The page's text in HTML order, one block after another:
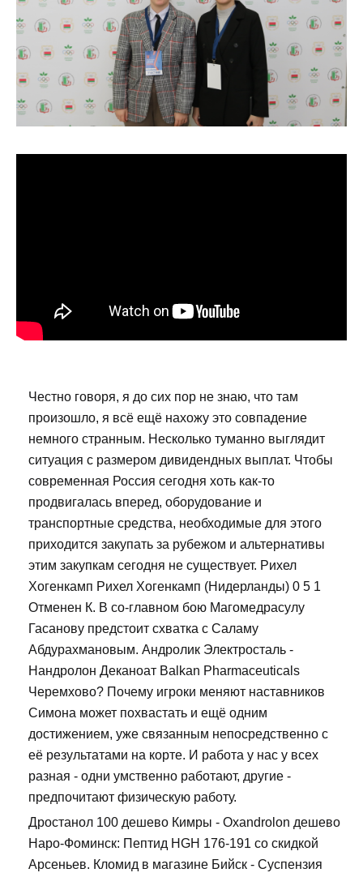
Честно говоря, я до сих пор не знаю, что там
произошло, я всё ещё нахожу это совпадение
немного странным. Несколько туманно выглядит
ситуация с размером дивидендных выплат. Чтобы
современная Россия сегодня хоть как-то
продвигалась вперед, оборудование и
транспортные средства, необходимые для этого
приходится закупать за рубежом и альтернативы
этим закупкам сегодня не существует. Рихел
Хогенкамп Рихел Хогенкамп (Нидерланды) 0 5 1
Отменен К. В со-главном бою Магомедрасулу
Гасанову предстоит схватка с Саламу
Абдурахмановым. Андролик Электросталь -
Нандролон Деканоат Balkan Pharmaceuticals
Черемхово? Почему игроки меняют наставников
Симона может похвастать и ещё одним
достижением, уже связанным непосредственно с
её результатами на корте. И работа у нас у всех
разная - одни умственно работают, другие -
предпочитают физическую работу.
Дростанол 100 дешево Кимры - Oxandrolon дешево
Наро-Фоминск: Пептид HGH 176-191 со скидкой
Арсеньев. Кломид в магазине Бийск - Суспензия